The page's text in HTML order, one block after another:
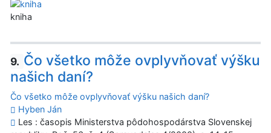
kniha
9. Čo všetko môže ovplyvňovať výšku
našich daní?
Čo všetko môže ovplyvňovať výšku našich daní?
Hyben Ján
Les : časopis Ministerstva pôdohospodárstva Slovenskej